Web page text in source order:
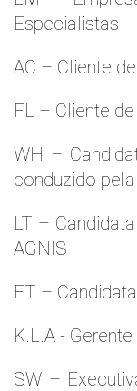
Especialistas
AC – Cliente
FL – Cliente
WH –
conduzido
LT –
AGNIS
FT –
K.L.A -
SW –